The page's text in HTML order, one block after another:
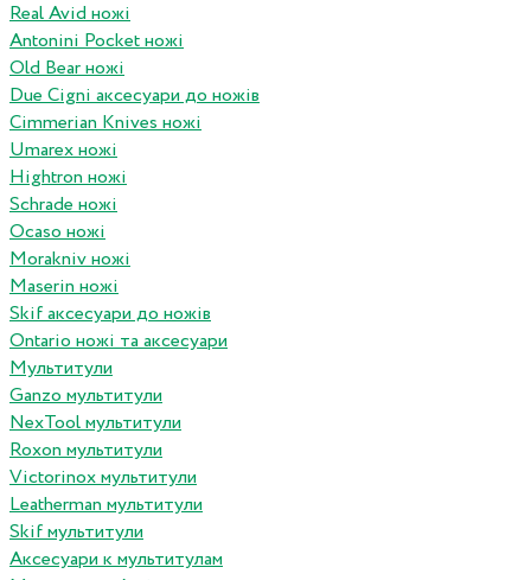
Real Avid ножі
Antonini Pocket ножі
Old Bear ножі
Due Cigni аксесуари до ножів
Cimmerian Knives ножі
Umarex ножі
Hightron ножі
Schrade ножі
Ocaso ножі
Morakniv ножі
Maserin ножі
Skif аксесуари до ножів
Ontario ножі та аксесуари
Мультитули
Ganzo мультитули
NexTool мультитули
Roxon мультитули
Victorinox мультитули
Leatherman мультитули
Skif мультитули
Аксесуари к мультитулам